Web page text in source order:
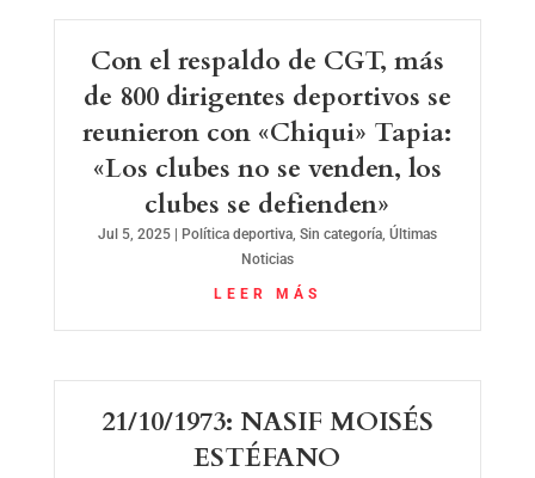
Con el respaldo de CGT, más
de 800 dirigentes deportivos se
reunieron con «Chiqui» Tapia:
«Los clubes no se venden, los
clubes se defienden»
Jul 5, 2025| Política deportiva, Sin categoría, Últimas
Noticias
LEER MÁS
21/10/1973: NASIF MOISÉS
ESTÉFANO